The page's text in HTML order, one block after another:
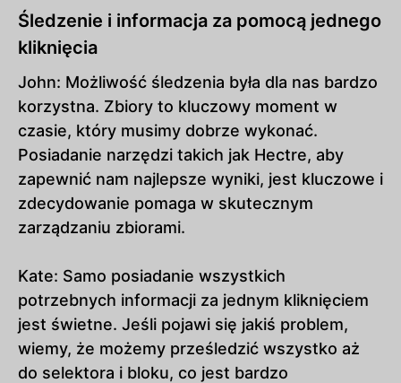
Śledzenie i informacja za pomocą jednego
kliknięcia
John: Możliwość śledzenia była dla nas bardzo
korzystna. Zbiory to kluczowy moment w
czasie, który musimy dobrze wykonać.
Posiadanie narzędzi takich jak Hectre, aby
zapewnić nam najlepsze wyniki, jest kluczowe i
zdecydowanie pomaga w skutecznym
zarządzaniu zbiorami.
Kate: Samo posiadanie wszystkich
potrzebnych informacji za jednym kliknięciem
jest świetne. Jeśli pojawi się jakiś problem,
wiemy, że możemy prześledzić wszystko aż
do selektora i bloku, co jest bardzo